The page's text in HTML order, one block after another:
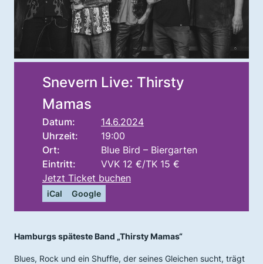
Snevern Live: Thirsty
Mamas
Datum:
14.6.2024
Uhrzeit:
19:00
Ort:
Blue Bird – Biergarten
Eintritt:
VVK 12 €/TK 15 €
Jetzt Ticket buchen
iCal Google
Hamburgs späteste Band „Thirsty Mamas“
Blues, Rock und ein Shuffle, der seines Gleichen sucht, trägt